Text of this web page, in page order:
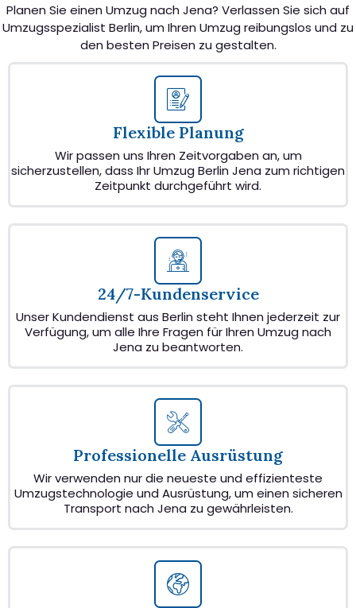
Planen Sie einen Umzug nach Jena? Verlassen Sie sich auf
Umzugsspezialist Berlin, um Ihren Umzug reibungslos und zu
den besten Preisen zu gestalten.
Flexible Planung
Wir passen uns Ihren Zeitvorgaben an, um
sicherzustellen, dass Ihr Umzug Berlin Jena zum richtigen
Zeitpunkt durchgeführt wird.
24/7-Kundenservice
Unser Kundendienst aus Berlin steht Ihnen jederzeit zur
Verfügung, um alle Ihre Fragen für Ihren Umzug nach
Jena zu beantworten.
Professionelle Ausrüstung
Wir verwenden nur die neueste und effizienteste
Umzugstechnologie und Ausrüstung, um einen sicheren
Transport nach Jena zu gewährleisten.